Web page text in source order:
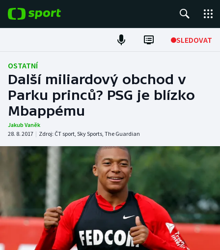
SLEDOVAT
Fotbal
Hokej
Tenis
Atletika
Cyklistika
DALŠÍ SPORTY
Americký fotbal
Baseball a softbal
NEPŘEHLÉDNĚTE
Soutěže
OSTATNÍ
Další miliardový obchod v
Parku princů? PSG je blízko
Mbappému
Jakub Vaněk
28. 8. 2017 | Zdroj: ČT sport, Sky Sports, The Guardian